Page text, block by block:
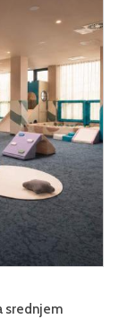
srednjem